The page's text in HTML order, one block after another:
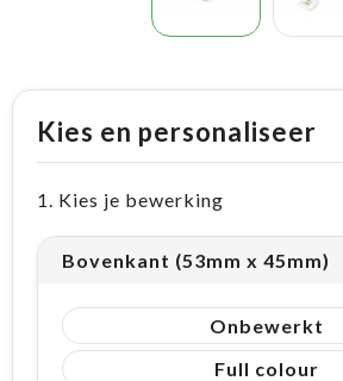
Kies en personaliseer
1. Kies je bewerking
Bovenkant (53mm x 45mm)
Onbewerkt
Full colour